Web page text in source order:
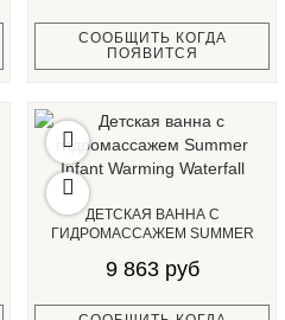
СООБЩИТЬ КОГДА
ПОЯВИТСЯ
ДЕТСКАЯ ВАННА С
ГИДРОМАССАЖЕМ SUMMER
9 863 руб